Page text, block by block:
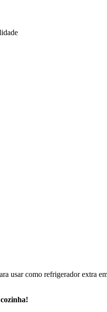
usar como refrigerador extra